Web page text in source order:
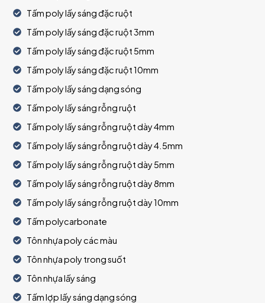
Tấm poly lấy sáng đặc ruột
Tấm poly lấy sáng đặc ruột 3mm
Tấm poly lấy sáng đặc ruột 5mm
Tấm poly lấy sáng đặc ruột 10mm
Tấm poly lấy sáng dạng sóng
Tấm poly lấy sáng rỗng ruột
Tấm poly lấy sáng rỗng ruột dày 4mm
Tấm poly lấy sáng rỗng ruột dày 4.5mm
Tấm poly lấy sáng rỗng ruột dày 5mm
Tấm poly lấy sáng rỗng ruột dày 8mm
Tấm poly lấy sáng rỗng ruột dày 10mm
Tấm polycarbonate
Tôn nhựa poly các màu
Tôn nhựa poly trong suốt
Tôn nhựa lấy sáng
Tấm lợp lấy sáng dạng sóng